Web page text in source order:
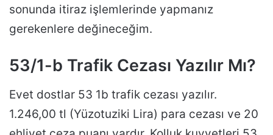
sonunda itiraz işlemlerinde yapmanız
gerekenlere değineceğim.
53/1-b Trafik Cezası Yazılır Mı?
Evet dostlar 53 1b trafik cezası yazılır.
1.246,00 tl (Yüzotuziki Lira) para cezası ve 20